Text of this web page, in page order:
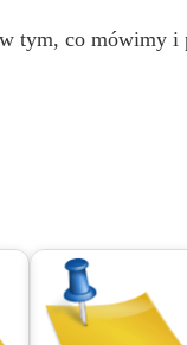
co mówimy i